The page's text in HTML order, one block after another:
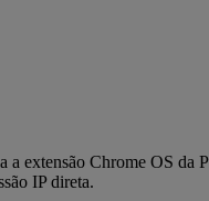
a extensão Chrome OS
IP direta.